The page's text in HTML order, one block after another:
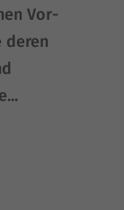
Vor­
deren